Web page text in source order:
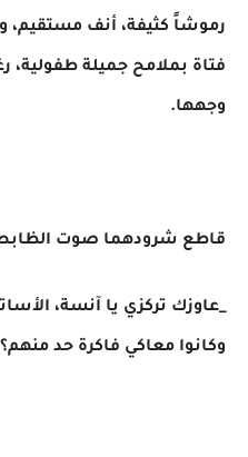
رموشاً كثيفة، أنف مستقيم،
فتاة بملامح جميلة
وجهها.
قاطع شرودهما صوت
_عاوزك تركزي يا آنسة،
وكانوا معاكي فاكرة حد